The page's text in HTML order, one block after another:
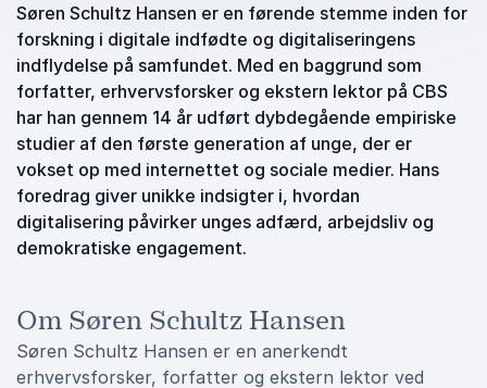
Søren Schultz Hansen er en førende stemme inden for
forskning i digitale indfødte og digitaliseringens
indflydelse på samfundet. Med en baggrund som
forfatter, erhvervsforsker og ekstern lektor på CBS
har han gennem 14 år udført dybdegående empiriske
studier af den første generation af unge, der er
vokset op med internettet og sociale medier. Hans
foredrag giver unikke indsigter i, hvordan
digitalisering påvirker unges adfærd, arbejdsliv og
demokratiske engagement.
Om Søren Schultz Hansen
Søren Schultz Hansen er en anerkendt
erhvervsforsker, forfatter og ekstern lektor ved